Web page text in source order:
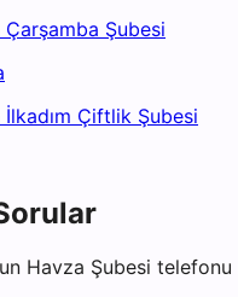
Şubesi
Çiftlik Şubesi
Havza Şubesi telefonu